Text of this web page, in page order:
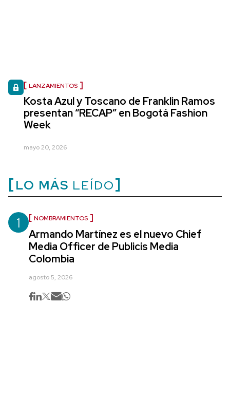
LANZAMIENTOS
Kosta Azul y Toscano de Franklin Ramos
presentan “RECAP” en Bogotá Fashion
Week
mayo 20, 2026
LO MÁS LEÍDO
1 NOMBRAMIENTOS
Armando Martínez es el nuevo Chief
Media Officer de Publicis Media
Colombia
agosto 5, 2026